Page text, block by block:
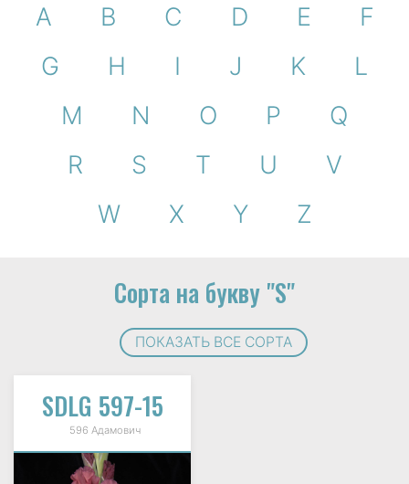
A
B C D E
F
G
H I J K
L
M
N O P
Q
R
S T U
V
W
X Y Z
Сорта на букву "S"
ПОКАЗАТЬ ВСЕ СОРТА
SDLG 597-15
596 Адамович